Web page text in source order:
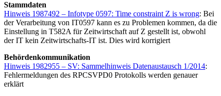
Stammdaten
Hinweis 1987492 – Infotype 0597: Time constraint Z is wrong: Bei
der Verarbeitung von IT0597 kann es zu Problemen kommen, da die
Einstellung in T582A für Zeitwirtschaft auf Z gestellt ist, obwohl
der IT kein Zeitwirtschafts-IT ist. Dies wird korrigiert
Behördenkommunikation
Hinweis 1982955 – SV: Sammelhinweis Datenaustausch 1/2014:
Fehlermeldungen des RPCSVPD0 Protokolls werden genauer
erklärt